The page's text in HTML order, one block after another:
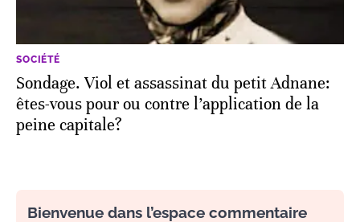
SOCIÉTÉ
Sondage. Viol et assassinat du petit Adnane:
êtes-vous pour ou contre l’application de la
peine capitale?
Bienvenue dans l’espace commentaire